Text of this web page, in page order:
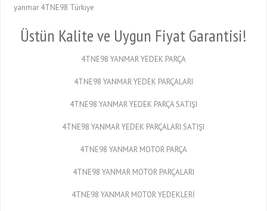
yanmar 4TNE98 Türkiye
Üstün Kalite ve Uygun Fiyat Garantisi!
4TNE98 YANMAR YEDEK PARÇA
4TNE98 YANMAR YEDEK PARÇALARI
4TNE98 YANMAR YEDEK PARÇA SATIŞI
4TNE98 YANMAR YEDEK PARÇALARI SATIŞI
4TNE98 YANMAR MOTOR PARÇA
4TNE98 YANMAR MOTOR PARÇALARI
4TNE98 YANMAR MOTOR YEDEKLERİ